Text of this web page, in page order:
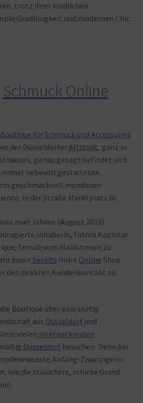
trotz ihrer kindlichen
Gradlinigkeit und modernen Chic.
Schmuck Online
für Schmuck und Accessoires
der DüsseldorferAltstadt, ganz in
genau gesagt befindet sich
immer liebevoll gestalteten
geschmackvoll mondänen
in der Straße Marktplatz 6c.
zwei Jahren (August 2016)
Inhaberin, Fatma Koçintar
fernab vom Mainstream zu
zuvorbereits ihren Online Shop
den direkten Kundenkontakt so
die Boutique über eine stetig
aus Düsseldorf und
vielen internationalen
Düsseldorf besuchen. Denn bei
Anfang-Zwanzigerin
wie die stilsichere, schicke Grand